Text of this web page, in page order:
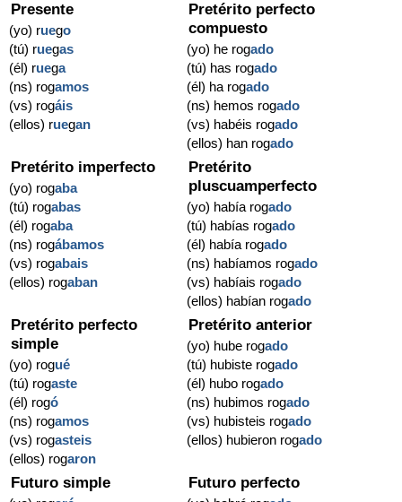
Presente
(yo) ruego
(tú) ruegas
(él) ruega
(ns) rogamos
(vs) rogáis
(ellos) ruegan
Pretérito perfecto
compuesto
(yo) he rogado
(tú) has rogado
(él) ha rogado
(ns) hemos rogado
(vs) habéis rogado
(ellos) han rogado
Pretérito imperfecto
(yo) rogaba
(tú) rogabas
(él) rogaba
(ns) rogábamos
(vs) rogabais
(ellos) rogaban
Pretérito
pluscuamperfecto
(yo) había rogado
(tú) habías rogado
(él) había rogado
(ns) habíamos rogado
(vs) habíais rogado
(ellos) habían rogado
Pretérito perfecto
simple
(yo) rogué
(tú) rogaste
(él) rogó
(ns) rogamos
(vs) rogasteis
(ellos) rogaron
Pretérito anterior
(yo) hube rogado
(tú) hubiste rogado
(él) hubo rogado
(ns) hubimos rogado
(vs) hubisteis rogado
(ellos) hubieron rogado
Futuro simple Futuro perfecto